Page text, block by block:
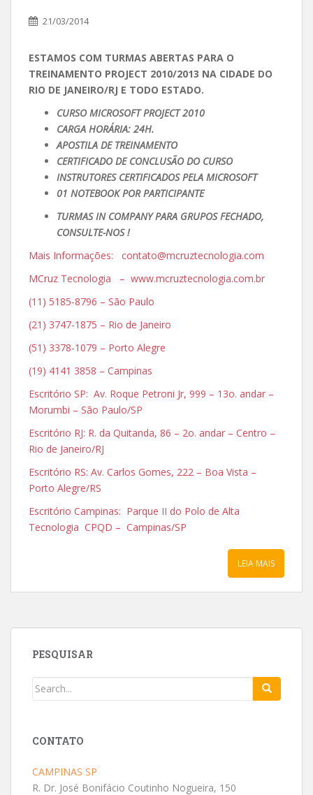
21/03/2014
ESTAMOS COM TURMAS ABERTAS PARA O
TREINAMENTO PROJECT 2010/2013 NA CIDADE DO
RIO DE JANEIRO/RJ E TODO ESTADO.
CURSO MICROSOFT PROJECT 2010
CARGA HORÁRIA: 24H.
APOSTILA DE TREINAMENTO
CERTIFICADO DE CONCLUSÃO DO CURSO
INSTRUTORES CERTIFICADOS PELA MICROSOFT
01 NOTEBOOK POR PARTICIPANTE
TURMAS IN COMPANY PARA GRUPOS FECHADO,
CONSULTE-NOS !
Mais Informações: contato@mcruztecnologia.com
MCruz Tecnologia – www.mcruztecnologia.com.br
(11) 5185-8796 – São Paulo
(21) 3747-1875 – Rio de Janeiro
(51) 3378-1079 – Porto Alegre
(19) 4141 3858 – Campinas
Escritório SP: Av. Roque Petroni Jr, 999 – 13o. andar –
Morumbi – São Paulo/SP
Escritório RJ: R. da Quitanda, 86 – 2o. andar – Centro –
Rio de Janeiro/RJ
Escritório RS: Av. Carlos Gomes, 222 – Boa Vista –
Porto Alegre/RS
Escritório Campinas: Parque II do Polo de Alta
Tecnologia CPQD – Campinas/SP
LEIA MAIS
PESQUISAR
CONTATO
CAMPINAS SP
R. Dr. José Bonifácio Coutinho Nogueira, 150